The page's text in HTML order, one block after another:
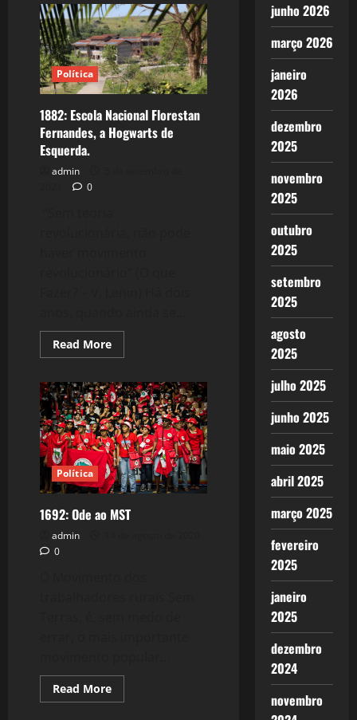
–
42
anos
–
O
renascimento
do
Partido.
Política
1882: Escola Nacional Florestan
Fernandes, a Hogwarts de
Esquerda.
admin
0
Read MoreRead
more
Escola
Nacional
Florestan
Fernandes,
a
Hogwarts
de
Esquerda.
Política
1692: Ode ao MST
admin
0
Read MoreRead
more
junho 2026
março 2026
janeiro
2026
dezembro
2025
novembro
2025
outubro
2025
setembro
2025
agosto
2025
julho 2025
junho 2025
maio 2025
abril 2025
março 2025
fevereiro
2025
janeiro
2025
dezembro
2024
novembro